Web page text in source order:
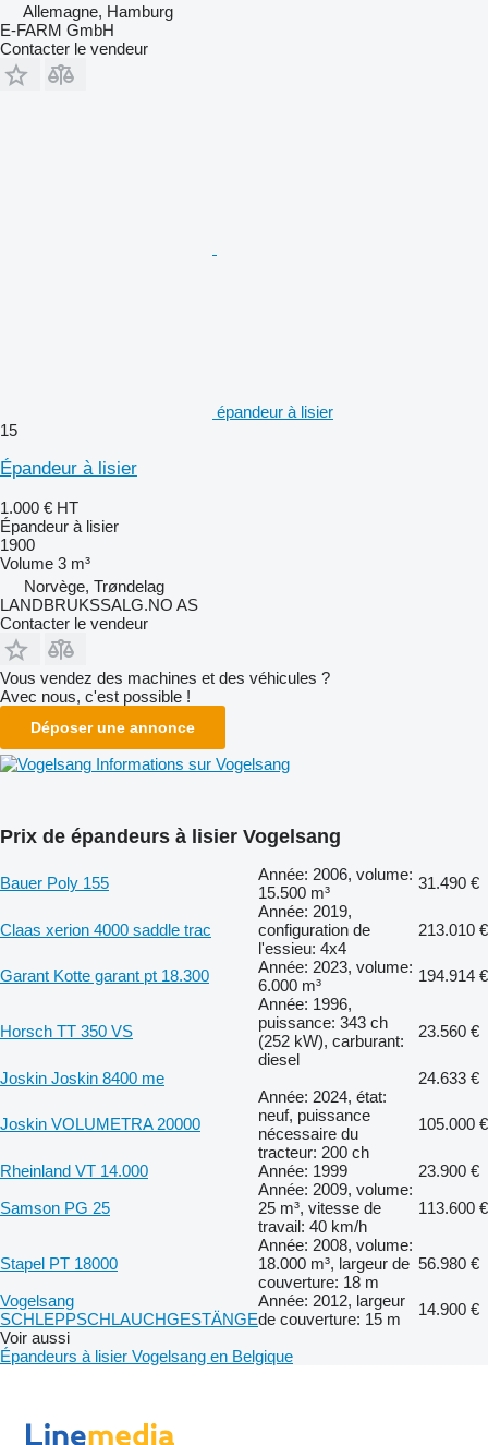
Allemagne, Hamburg
E-FARM GmbH
Contacter le vendeur
épandeur à lisier
15
Épandeur à lisier
1.000 € HT
Épandeur à lisier
1900
Volume 3 m³
Norvège, Trøndelag
LANDBRUKSSALG.NO AS
Contacter le vendeur
Vous vendez des machines et des véhicules ?
Avec nous, c'est possible !
Déposer une annonce
Informations sur Vogelsang
Prix de épandeurs à lisier Vogelsang
Bauer Poly 155
Année: 2006, volume:
15.500 m³
31.490 €
Claas xerion 4000 saddle trac
Année: 2019,
configuration de
l'essieu: 4x4
213.010 €
Garant Kotte garant pt 18.300
Année: 2023, volume:
6.000 m³
194.914 €
Horsch TT 350 VS
Année: 1996,
puissance: 343 ch
(252 kW), carburant:
diesel
23.560 €
Joskin Joskin 8400 me 24.633 €
Joskin VOLUMETRA 20000
Année: 2024, état:
neuf, puissance
nécessaire du
tracteur: 200 ch
105.000 €
Rheinland VT 14.000 Année: 1999
23.900 €
Samson PG 25
Année: 2009, volume:
25 m³, vitesse de
travail: 40 km/h
113.600 €
Stapel PT 18000
Année: 2008, volume:
18.000 m³, largeur de
couverture: 18 m
56.980 €
Vogelsang
SCHLEPPSCHLAUCHGESTÄNGE
Année: 2012, largeur
de couverture: 15 m
14.900 €
Voir aussi
Épandeurs à lisier Vogelsang en Belgique